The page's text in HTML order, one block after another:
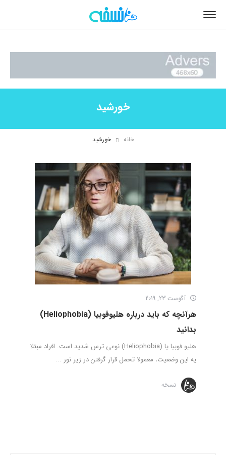
خورشید
خانه خورشید
آگوست 23, 2019
هرآنچه که باید درباره هلیوفوبیا (Heliophobia)
بدانید
هلیو فوبیا یا (Heliophobia) نوعی ترس شدید است. افراد مبتلا
یه این وضعیت، معمولا تحمل قرار گرفتن در زیر نور ...
نسخه